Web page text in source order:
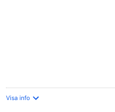
Visa info